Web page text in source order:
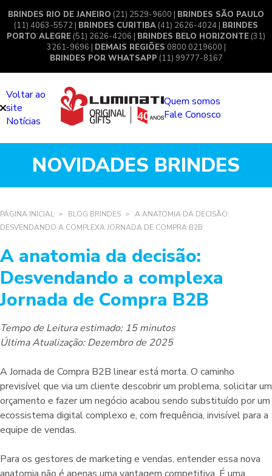
BRINDES RIO DE JANEIRO (21) 2529-9600 | BRINDES SÃO PAULO
(11) 4063-5572 | BRINDES CURITIBA (41) 2626-4024 | BRINDES
PORTO ALEGRE (51) 2626-4206 | BRINDES BELO HORIZONTE (31)
3261-9696 | DEMAIS REGIÕES 0800 0219600 |
BRINDES POR WHATSAPP (11) 99777-8167
Voltar ao
site
Notícias
Quem somos
Fale Conosco
NOVIDADES BRINDES
PÁGINA INICIAL BLOG BRINDES
A ANATOMIA DA DECISÃO:
DESVENDANDO A COMPLEXA JORNADA DE COMPRA B2B
A anatomia da decisão:
Desvendando a complexa
Jornada de Compra B2B
Tempo de Leitura estimado: 15 minutos
Última Atualização: Dezembro de 2025
A Jornada de Compra B2B linear está morta. O caminho
previsível que via um cliente descobrir um problema, solicitar um
orçamento e fazer um negócio acabou sendo substituído por um
ecossistema digital complexo e, com frequência, invisível para a
equipe de vendas.
Para os gestores de marketing e vendas, entender essa nova